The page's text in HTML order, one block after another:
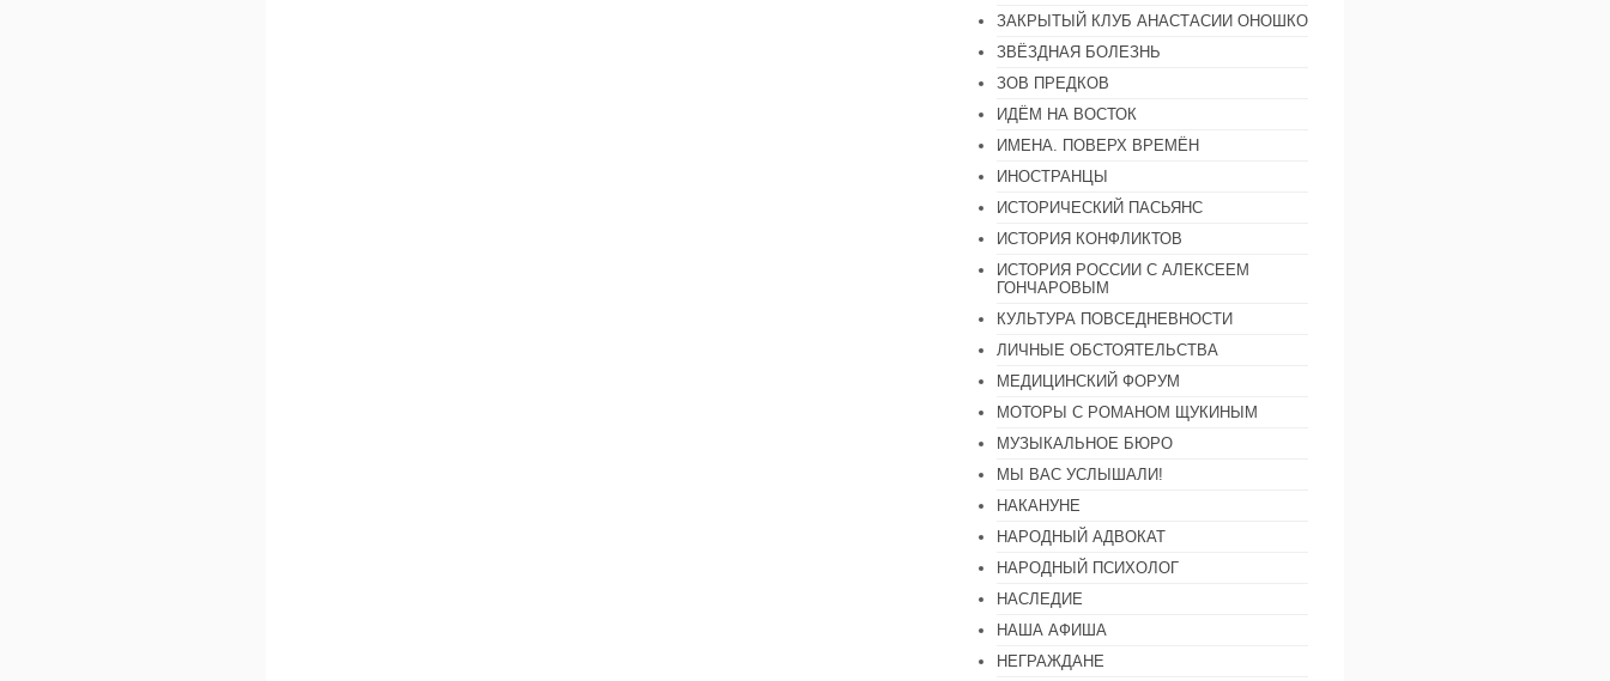
ЗАКРЫТЫЙ КЛУБ АНАСТАСИИ ОНОШКО
ЗВЁЗДНАЯ БОЛЕЗНЬ
ЗОВ ПРЕДКОВ
ИДЁМ НА ВОСТОК
ИМЕНА. ПОВЕРХ ВРЕМЁН
ИНОСТРАНЦЫ
ИСТОРИЧЕСКИЙ ПАСЬЯНС
ИСТОРИЯ КОНФЛИКТОВ
ИСТОРИЯ РОССИИ С АЛЕКСЕЕМ
ГОНЧАРОВЫМ
КУЛЬТУРА ПОВСЕДНЕВНОСТИ
ЛИЧНЫЕ ОБСТОЯТЕЛЬСТВА
МЕДИЦИНСКИЙ ФОРУМ
МОТОРЫ С РОМАНОМ ЩУКИНЫМ
МУЗЫКАЛЬНОЕ БЮРО
МЫ ВАС УСЛЫШАЛИ!
НАКАНУНЕ
НАРОДНЫЙ АДВОКАТ
НАРОДНЫЙ ПСИХОЛОГ
НАСЛЕДИЕ
НАША АФИША
НЕГРАЖДАНЕ